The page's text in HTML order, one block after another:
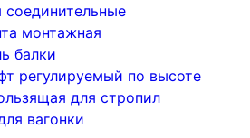
соединительные
монтажная
балки
регулируемый по высоте
для стропил
вагонки